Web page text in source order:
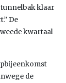
klaar
De
kwartaal
de